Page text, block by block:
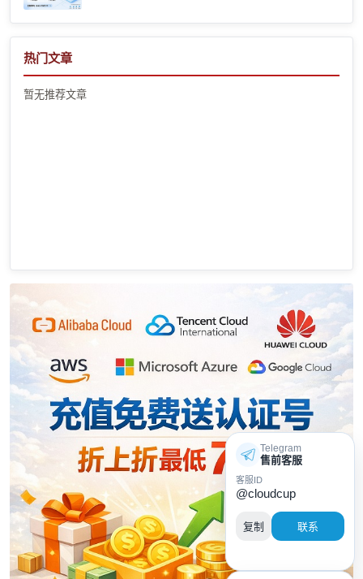
热门文章
暂无推荐文章
Telegram
售前客服
客服ID
@cloudcup
复制 联系